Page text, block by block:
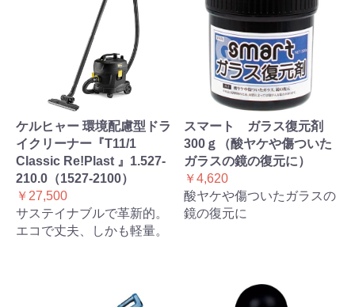
ケルヒャー 環境配慮型ドラ
イクリーナー『T11/1
Classic Re!Plast 』1.527-
210.0（1527-2100）
￥27,500
サステイナブルで革新的。
エコで丈夫、しかも軽量。
スマート ガラス復元剤
300ｇ（酸ヤケや傷ついた
ガラスの鏡の復元に）
￥4,620
酸ヤケや傷ついたガラスの
鏡の復元に